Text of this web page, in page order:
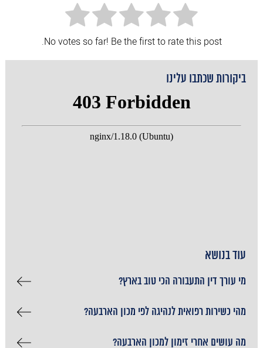
No votes so far! Be the first to rate this post.
ביקורות שכתבו עלינו
עוד בנושא
מי עורך דין התעבורה הכי טוב בארץ?
מהי כשירות רפואית לנהיגה לפי מכון הארבעה?
מה עושים אחרי זימון למכון הארבעה?